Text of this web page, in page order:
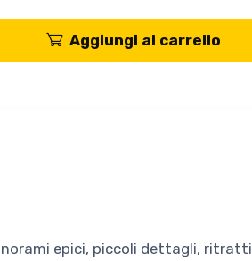
Aggiungi al carrello
epici, piccoli dettagli, ritratti